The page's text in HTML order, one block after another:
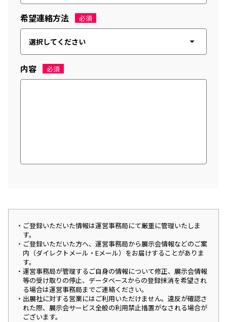
希望連絡方法 必須
内容 必須
ご登録いただいた情報は運営事務局にて厳重に管理いたしま
す。
ご登録いただいた方へ、運営事務局から展示会情報などのご案
内（ダイレクトメール・Eメール）をお届けすることがありま
す。
運営事務局が管理するご自身の情報について修正、展示会情報
等の受け取りの停止、データベースからの登録抹消を希望され
る場合は運営事務局までご連絡ください。
出展社に対する営業にはご利用いただけません。違反が確認さ
れた際、展示会サービス全般の利用禁止措置がなされる場合が
ございます。